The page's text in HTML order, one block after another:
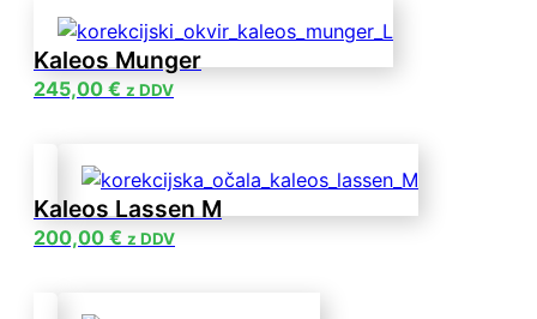
Kaleos Munger
245,00 € z DDV
Kaleos Lassen M
200,00 € z DDV